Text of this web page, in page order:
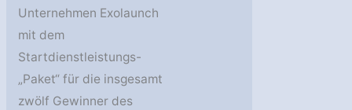
Unternehmen Exolaunch
mit dem
Startdienstleistungs-
„Paket“ für die insgesamt
zwölf Gewinner des